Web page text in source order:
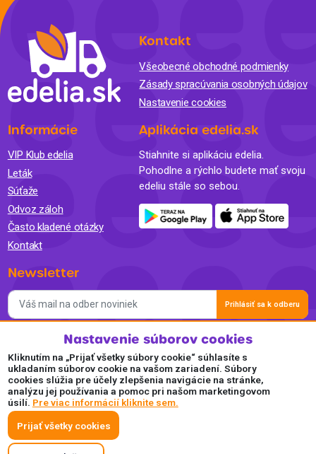
Kontakt
Všeobecné obchodné podmienky
Zásady spracúvania osobných údajov
Nastavenie cookies
Informácie
VIP Klub edelia
Leták
Súťaže
Odvoz záloh
Často kladené otázky
Kontakt
Aplikácia edelia.sk
Stiahnite si aplikáciu edelia.
Pohodlne a rýchlo budete mať svoju
edeliu stále so sebou.
Newsletter
Prihlásiť sa k odberu
Súhlasím so spracovaním osobných údajov a so zasielaním
newslettra na marketingové účely a oboznámil som sa so
Zásadami ochrany osobných údajov.
Akceptujeme
Plaťte pohodlne a bezpečne online.
Nastavenie súborov cookies
Kliknutím na „Prijať všetky súbory cookie“ súhlasíte s
ukladaním súborov cookie na vašom zariadení. Súbory
cookies slúžia pre účely zlepšenia navigácie na stránke,
analýzu jej používania a pomoc pri našom marketingovom
úsilí. Pre viac informácií kliknite sem.
Prijať všetky cookies